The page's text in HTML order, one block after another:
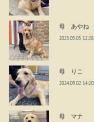
母 あやね
2025.05.05 12:28
母 りこ
2024.09.02 14:20
母 マナ